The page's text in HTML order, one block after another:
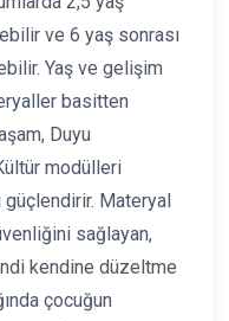
ve 6 yaş sonrası
Yaş ve gelişim
basitten
Duyu
modülleri
güçlendirir. Materyal
sağlayan,
kendine düzeltme
çocuğun